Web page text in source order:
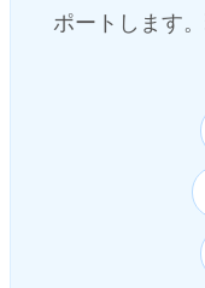
ポートします